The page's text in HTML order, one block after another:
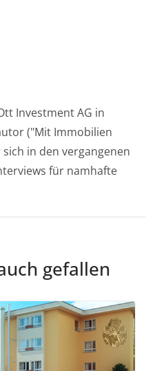
Investment AG in
("Mit Immobilien
in den vergangenen
für namhafte
gefallen